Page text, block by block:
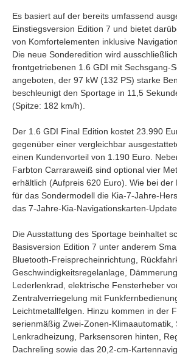
Es basiert auf der bereits umfassend
Einstiegsversion Edition 7 und bietet
von Komfortelementen inklusive
Die neue Sonderedition wird
frontgetriebenen 1.6 GDI mit Sechsgang-
angeboten, der 97 kW (132 PS) starke
beschleunigt den Sportage in 11,5
(Spitze: 182 km/h).
Der 1.6 GDI Final Edition kostet 23.990
gegenüber einer vergleichbar
einen Kundenvorteil von 1.190 Euro.
Farbton Carraraweiß sind optional vier
erhältlich (Aufpreis 620 Euro). Wie bei der
für das Sondermodell die Kia-7-Jahre-
das 7-Jahre-Kia-Navigationskarten-Update.
Die Ausstattung des Sportage beinhaltet
Basisversion Edition 7 unter anderem
Bluetooth-Freisprecheinrichtung,
Geschwindigkeitsregelanlage,
Lederlenkrad, elektrische Fensterheber
Zentralverriegelung mit
Leichtmetallfelgen. Hinzu kommen in der
serienmäßig Zwei-Zonen-Klimaautomatik,
Lenkradheizung, Parksensoren hinten,
Dachreling sowie das 20,2-cm-